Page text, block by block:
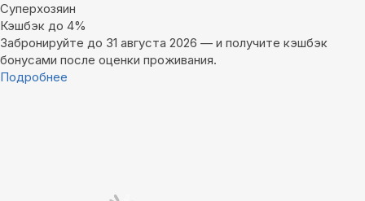
Суперхозяин
Кэшбэк до 4%
Забронируйте до 31 августа 2026 — и получите кэшбэк
бонусами после оценки проживания.
Подробнее